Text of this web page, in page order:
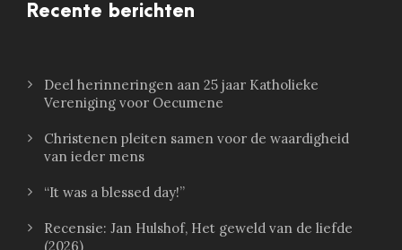
Recente berichten
Deel herinneringen aan 25 jaar Katholieke
Vereniging voor Oecumene
Christenen pleiten samen voor de waardigheid
van ieder mens
“It was a blessed day!”
Recensie: Jan Hulshof, Het geweld van de liefde
(2026)